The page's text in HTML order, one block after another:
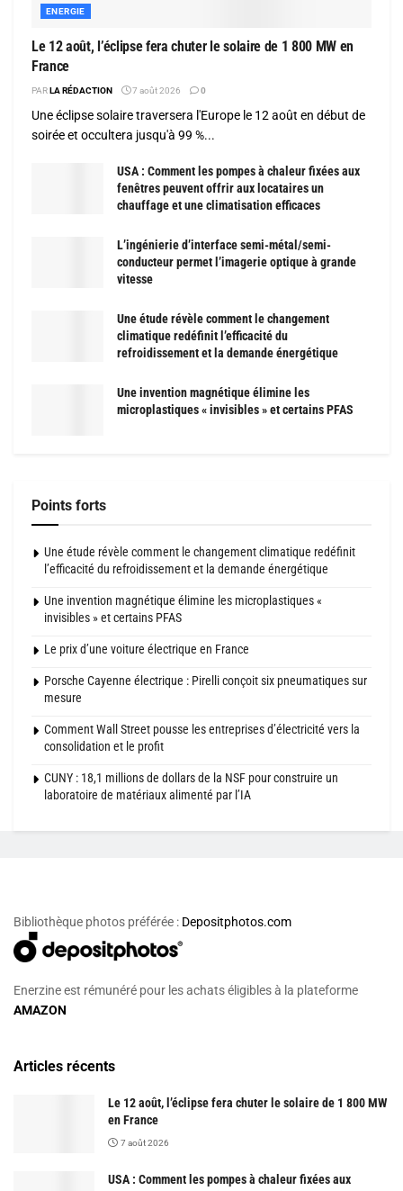
ENERGIE
Le 12 août, l’éclipse fera chuter le solaire de 1 800 MW en
France
PARLA RÉDACTION 7 août 2026 0
Une éclipse solaire traversera l'Europe le 12 août en début de
soirée et occultera jusqu'à 99 %...
USA : Comment les pompes à chaleur fixées aux
fenêtres peuvent offrir aux locataires un
chauffage et une climatisation efficaces
L’ingénierie d’interface semi-métal/semi-
conducteur permet l’imagerie optique à grande
vitesse
Une étude révèle comment le changement
climatique redéfinit l’efficacité du
refroidissement et la demande énergétique
Une invention magnétique élimine les
microplastiques « invisibles » et certains PFAS
Points forts
Une étude révèle comment le changement climatique redéfinit
l’efficacité du refroidissement et la demande énergétique
Une invention magnétique élimine les microplastiques «
invisibles » et certains PFAS
Le prix d’une voiture électrique en France
Porsche Cayenne électrique : Pirelli conçoit six pneumatiques sur
mesure
Comment Wall Street pousse les entreprises d’électricité vers la
consolidation et le profit
CUNY : 18,1 millions de dollars de la NSF pour construire un
laboratoire de matériaux alimenté par l’IA
Bibliothèque photos préférée : Depositphotos.com
Enerzine est rémunéré pour les achats éligibles à la plateforme
AMAZON
Articles récents
Le 12 août, l’éclipse fera chuter le solaire de 1 800 MW
en France
7 août 2026
USA : Comment les pompes à chaleur fixées aux